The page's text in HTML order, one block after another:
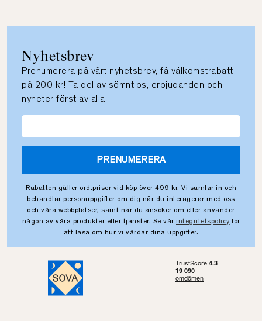
Nyhetsbrev
Prenumerera på vårt nyhetsbrev, få välkomstrabatt
på 200 kr! Ta del av sömntips, erbjudanden och
nyheter först av alla.
PRENUMERERA
Rabatten gäller ord.priser vid köp över 499 kr. Vi samlar in och
behandlar personuppgifter om dig när du interagerar med oss
och våra webbplatser, samt när du ansöker om eller använder
någon av våra produkter eller tjänster. Se vår integritetspolicy för
att läsa om hur vi vårdar dina uppgifter.